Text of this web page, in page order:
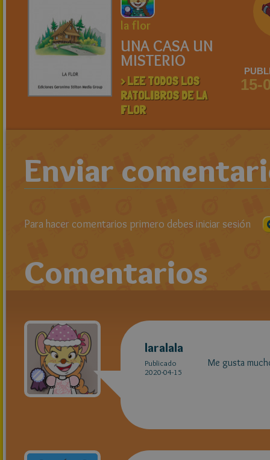
la flor
UNA CASA UN
MISTERIO
> LEE TODOS LOS
RATOLIBROS DE LA
FLOR
15-
Enviar
Para hacer comentarios primero debes iniciar sesión
Comentarios
laralala
Publicado
2020-04-15
Me gusta